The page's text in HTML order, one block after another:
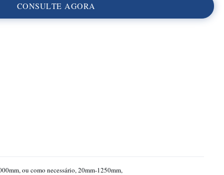
CONSULTE AGORA
ou como necessário, 20mm-1250mm,